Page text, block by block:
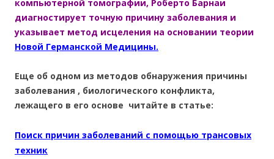
компьютерной томографии, Роберто Барнаи
диагностирует точную причину заболевания и
указывает метод исцеления на основании теории
Новой Германской Медицины.
Еще об одном из методов обнаружения причины
заболевания , биологического конфликта,
лежащего в его основе читайте в статье:
Поиск причин заболеваний с помощью трансовых
техник